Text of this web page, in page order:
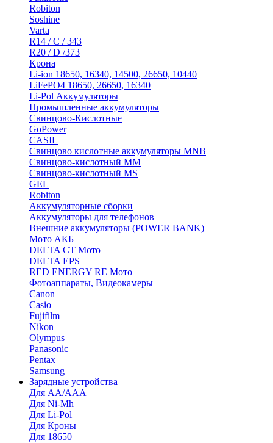
Robiton
Soshine
Varta
R14 / C / 343
R20 / D /373
Крона
Li-ion 18650, 16340, 14500, 26650, 10440
LiFePO4 18650, 26650, 16340
Li-Pol Аккумуляторы
Промышленные аккумуляторы
Свинцово-Кислотные
GoPower
CASIL
Свинцово кислотные аккумуляторы MNB
Cвинцово-кислотный MM
Cвинцово-кислотный MS
GEL
Robiton
Аккумуляторные сборки
Аккумуляторы для телефонов
Внешние аккумуляторы (POWER BANK)
Мото АКБ
DELTA CT Мото
DELTA EPS
RED ENERGY RE Мото
Фотоаппараты, Видеокамеры
Canon
Casio
Fujifilm
Nikon
Olympus
Panasonic
Pentax
Samsung
Зарядные устройства
Для AA/AAA
Для Ni-Mh
Для Li-Pol
Для Кроны
Для 18650